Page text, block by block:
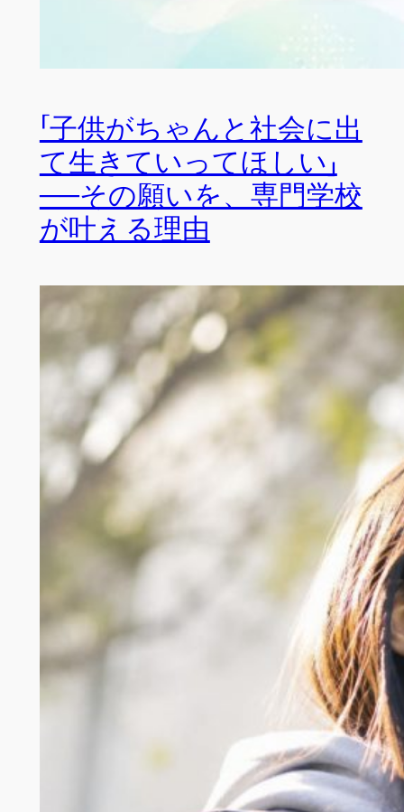
「子供がちゃんと社会に出
て生きていってほしい」
──その願いを、専門学校
が叶える理由